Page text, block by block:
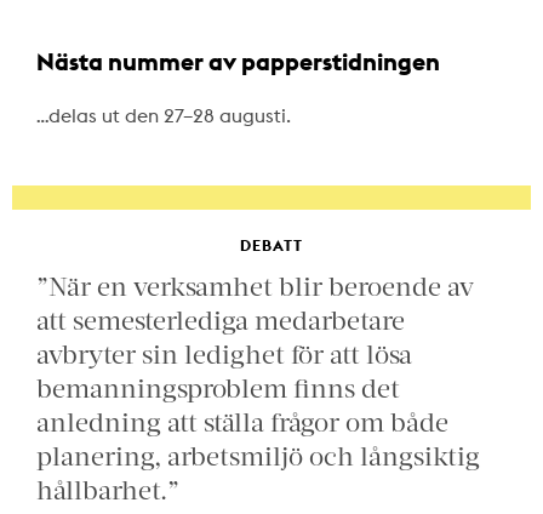
Nästa nummer av papperstidningen
…delas ut den 27–28 augusti.
DEBATT
”När en verksamhet blir beroende av
att semesterlediga medarbetare
avbryter sin ledighet för att lösa
bemanningsproblem finns det
anledning att ställa frågor om både
planering, arbetsmiljö och långsiktig
hållbarhet.”